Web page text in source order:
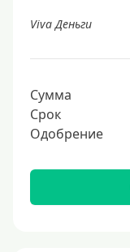
Viva Деньги
Сумма
Срок
Одобрение